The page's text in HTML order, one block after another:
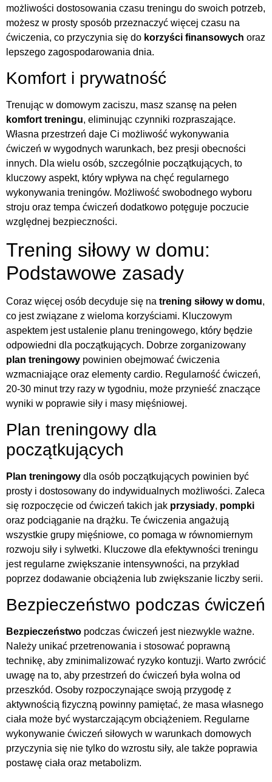
możliwości dostosowania czasu treningu do swoich potrzeb,
możesz w prosty sposób przeznaczyć więcej czasu na
ćwiczenia, co przyczynia się do korzyści finansowych oraz
lepszego zagospodarowania dnia.
Komfort i prywatność
Trenując w domowym zaciszu, masz szansę na pełen
komfort treningu, eliminując czynniki rozpraszające.
Własna przestrzeń daje Ci możliwość wykonywania
ćwiczeń w wygodnych warunkach, bez presji obecności
innych. Dla wielu osób, szczególnie początkujących, to
kluczowy aspekt, który wpływa na chęć regularnego
wykonywania treningów. Możliwość swobodnego wyboru
stroju oraz tempa ćwiczeń dodatkowo potęguje poczucie
względnej bezpieczności.
Trening siłowy w domu:
Podstawowe zasady
Coraz więcej osób decyduje się na trening siłowy w domu,
co jest związane z wieloma korzyściami. Kluczowym
aspektem jest ustalenie planu treningowego, który będzie
odpowiedni dla początkujących. Dobrze zorganizowany
plan treningowy powinien obejmować ćwiczenia
wzmacniające oraz elementy cardio. Regularność ćwiczeń,
20-30 minut trzy razy w tygodniu, może przynieść znaczące
wyniki w poprawie siły i masy mięśniowej.
Plan treningowy dla
początkujących
Plan treningowy dla osób początkujących powinien być
prosty i dostosowany do indywidualnych możliwości. Zaleca
się rozpoczęcie od ćwiczeń takich jak przysiady, pompki
oraz podciąganie na drążku. Te ćwiczenia angażują
wszystkie grupy mięśniowe, co pomaga w równomiernym
rozwoju siły i sylwetki. Kluczowe dla efektywności treningu
jest regularne zwiększanie intensywności, na przykład
poprzez dodawanie obciążenia lub zwiększanie liczby serii.
Bezpieczeństwo podczas ćwiczeń
Bezpieczeństwo podczas ćwiczeń jest niezwykle ważne.
Należy unikać przetrenowania i stosować poprawną
technikę, aby zminimalizować ryzyko kontuzji. Warto zwrócić
uwagę na to, aby przestrzeń do ćwiczeń była wolna od
przeszkód. Osoby rozpoczynające swoją przygodę z
aktywnością fizyczną powinny pamiętać, że masa własnego
ciała może być wystarczającym obciążeniem. Regularne
wykonywanie ćwiczeń siłowych w warunkach domowych
przyczynia się nie tylko do wzrostu siły, ale także poprawia
postawę ciała oraz metabolizm.